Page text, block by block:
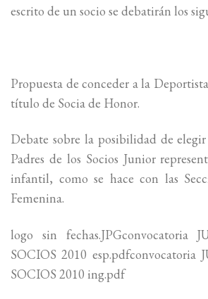
escrito de un socio se debatirán los
Propuesta de conceder a la
título de Socia de Honor.
Debate sobre la posibilidad de
Padres de los Socios Junior
infantil, como se hace con las
Femenina.
logo sin fechas.JPGconvocatoria
SOCIOS 2010 esp.pdfconvocatoria
SOCIOS 2010 ing.pdf